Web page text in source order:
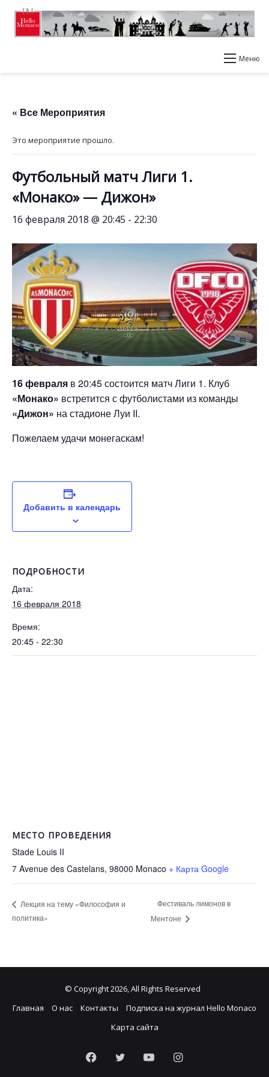
Меню
« Все Мероприятия
Это мероприятие прошло.
Футбольный матч Лиги 1.
«Монако» — Дижон»
16 февраля 2018 @ 20:45 - 22:30
16 февраля в 20:45 состоится матч Лиги 1. Клуб
«Монако» встретится с футболистами из команды
«Дижон» на стадионе Луи II.
Пожелаем удачи монегаскам!
Добавить в календарь
ПОДРОБНОСТИ
Дата:
16 февраля 2018
Время:
20:45 - 22:30
МЕСТО ПРОВЕДЕНИЯ
Stade Louis II
7 Avenue des Castelans, 98000 Monaco + Карта Google
Лекция на тему «Философия и
политика»
Фестиваль лимонов в
Ментоне
© Copyright 2026, All Rights Reserved
Главная
О нас Контакты
Подписка на журнал Hello Monaco
Карта сайта
Facebook
TwitterYouTubeInstagram